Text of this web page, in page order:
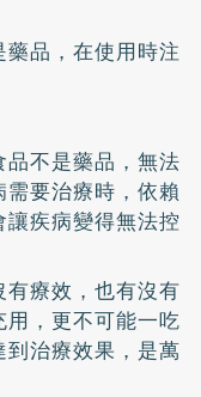
品，在使用時注
品不是藥品，無法
要治療時，依賴
疾病變得無法控
有療效，也有沒有
，更不可能一吃
治療效果，是萬